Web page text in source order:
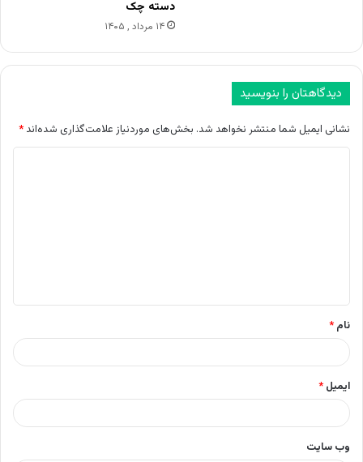
دسته چک
۱۴ مرداد , ۱۴۰۵
دیدگاهتان را بنویسید
نشانی ایمیل شما منتشر نخواهد شد. بخش‌های موردنیاز علامت‌گذاری شده‌اند *
*
نام *
ایمیل *
وب‌ سایت